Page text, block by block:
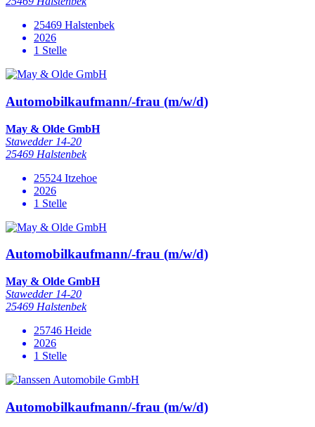
25469 Halstenbek
2026
1 Stelle
Automobilkaufmann/-frau (m/w/d)
May & Olde GmbH
Stawedder 14-20
25469 Halstenbek
25524 Itzehoe
2026
1 Stelle
Automobilkaufmann/-frau (m/w/d)
May & Olde GmbH
Stawedder 14-20
25469 Halstenbek
25746 Heide
2026
1 Stelle
Automobilkaufmann/-frau (m/w/d)